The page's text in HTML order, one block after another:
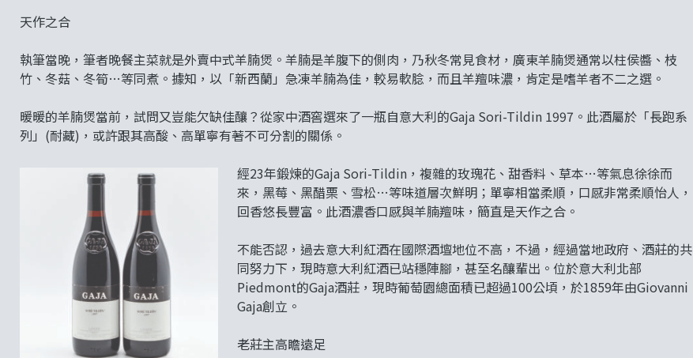
天作之合
執筆當晚，筆者晚餐主菜就是外賣中式羊腩煲。羊腩是羊腹下的側肉，乃秋冬常見食材，廣東羊腩煲通常以柱侯醬、枝
竹、冬菇、冬筍…等同煮。據知，以「新西蘭」急凍羊腩為佳，較易軟腍，而且羊羶味濃，肯定是嗜羊者不二之選。
暖暖的羊腩煲當前，試問又豈能欠缺佳釀？從家中酒窖選來了一瓶自意大利的Gaja Sori-Tildin 1997。此酒屬於「長跑系
列」(耐藏)，或許跟其高酸、高單寧有著不可分割的關係。
經23年鍛煉的Gaja Sori-Tildin，複雜的玫瑰花、甜香料、草本…等氣息徐徐而
來，黑莓、黑醋栗、雪松…等味道層次鮮明；單寧相當柔順，口感非常柔順怡人，
回香悠長豐富。此酒濃香口感與羊腩羶味，簡直是天作之合。
不能否認，過去意大利紅酒在國際酒壇地位不高，不過，經過當地政府、酒莊的共
同努力下，現時意大利紅酒已站穩陣腳，甚至名釀輩出。位於意大利北部
Piedmont的Gaja酒莊，現時葡萄園總面積已超過100公頃，於1859年由Giovanni
Gaja創立。
老莊主高瞻遠足